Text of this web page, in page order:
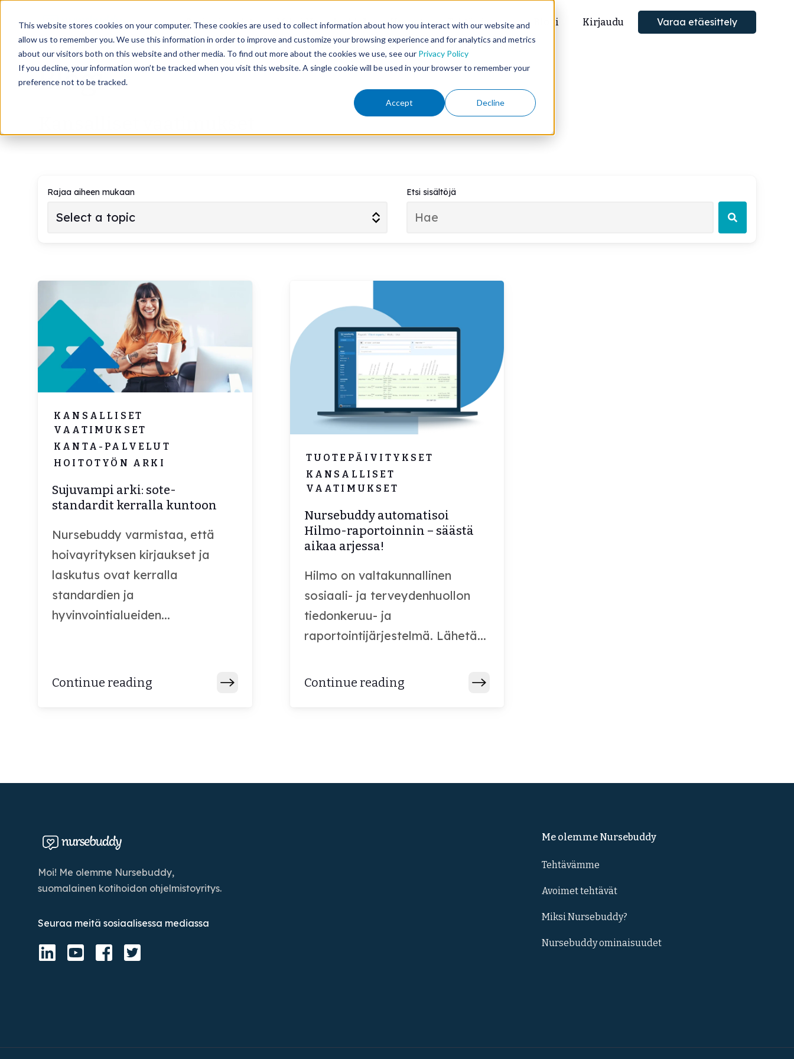
This website stores cookies on your computer. These cookies are used to collect information about how you interact with our website and
allow us to remember you. We use this information in order to improve and customize your browsing experience and for analytics and metrics
about our visitors both on this website and other media. To find out more about the cookies we use, see our Privacy Policy
If you decline, your information won’t be tracked when you visit this website. A single cookie will be used in your browser to remember your
preference not to be tracked.
Accept Decline
Ominaisuudet Miksi Nursebuddy? Hinnat Tehtävämme Blogi Kirjaudu Varaa etäesittely
Blogi
Rajaa aiheen mukaan Etsi sisältöjä
KANSALLISET
VAATIMUKSET
KANTA-PALVELUT
HOITOTYÖN ARKI
Sujuvampi arki: sote-
standardit kerralla kuntoon
Nursebuddy varmistaa, että
hoivayrityksen kirjaukset ja
laskutus ovat kerralla
standardien ja
hyvinvointialueiden...
Continue reading
TUOTEPÄIVITYKSET
KANSALLISET
VAATIMUKSET
Nursebuddy automatisoi
Hilmo-raportoinnin – säästä
aikaa arjessa!
Hilmo on valtakunnallinen
sosiaali- ja terveydenhuollon
tiedonkeruu- ja
raportointijärjestelmä. Lähetä...
Continue reading
Moi! Me olemme Nursebuddy,
suomalainen kotihoidon ohjelmistoyritys.
Seuraa meitä sosiaalisessa mediassa
Me olemme Nursebuddy
Tehtävämme
Avoimet tehtävät
Miksi Nursebuddy?
Nursebuddy ominaisuudet